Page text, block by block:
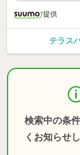
提供
テラス
検索中の条
くお知らせ